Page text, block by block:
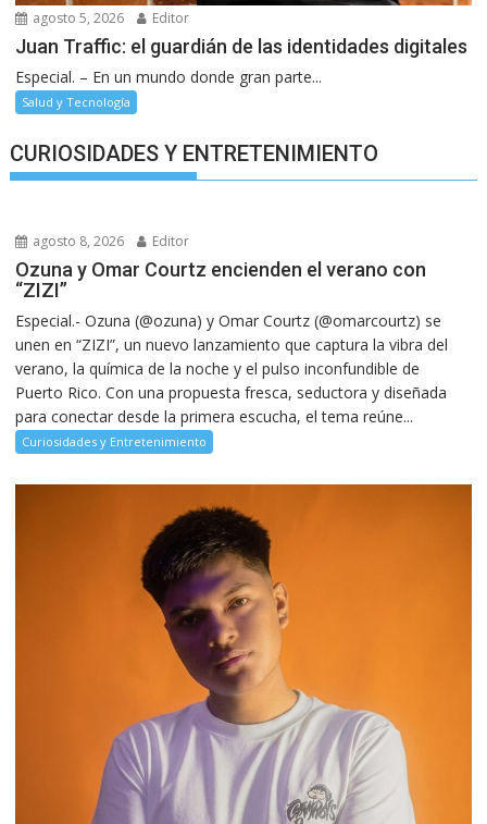
agosto 5, 2026 Editor
Juan Traffic: el guardián de las identidades digitales
Especial. – En un mundo donde gran parte...
Salud y Tecnología
CURIOSIDADES Y ENTRETENIMIENTO
agosto 8, 2026 Editor
Ozuna y Omar Courtz encienden el verano con
“ZIZI”
Especial.- Ozuna (@ozuna) y Omar Courtz (@omarcourtz) se
unen en “ZIZI”, un nuevo lanzamiento que captura la vibra del
verano, la química de la noche y el pulso inconfundible de
Puerto Rico. Con una propuesta fresca, seductora y diseñada
para conectar desde la primera escucha, el tema reúne...
Curiosidades y Entretenimiento